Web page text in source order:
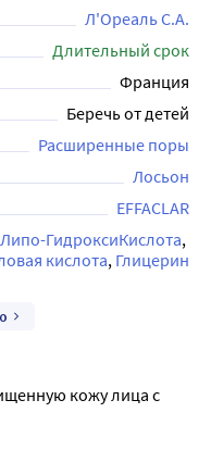
подходит для
чувствительной.
время. La
станет
с проблемами
кожи
Л'Ореаль С.А.
Длительный срок
Франция
Беречь от детей
Расширенные поры
Лосьон
EFFACLAR
Липо-ГидроксиКислота
кислота Глицерин
кожу лица с